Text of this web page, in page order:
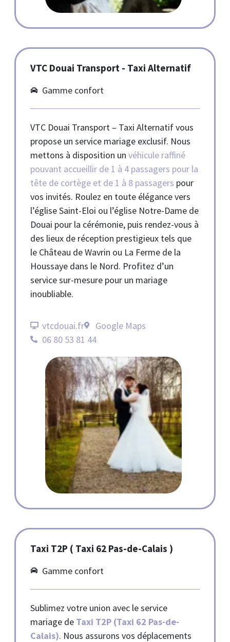
VTC Douai Transport - Taxi Alternatif
Gamme confort
VTC Douai Transport – Taxi Alternatif vous
propose un service mariage exclusif. Nous
mettons à disposition un véhicule raffiné
pouvant accueillir de 1 à 4 passagers pour la
tête de cortège et de 1 à 8 passagers pour
vos invités. Roulez en toute élégance vers
l’église Saint-Eloi ou l’église Notre-Dame de
Douai pour la cérémonie, puis rendez-vous à
des lieux de réception prestigieux tels que
le Château de Wavrin ou La Ferme de la
Houssaye dans le Nord. Profitez d’un
service sur-mesure pour un mariage
inoubliable.
vtcdouai.fr
Google Maps
06 80 53 81 44
Taxi T2P ( Taxi 62 Pas-de-Calais )
Gamme confort
Sublimez votre union avec le service
mariage de Taxi T2P (Taxi 62 Pas-de-
Calais). Nous assurons vos déplacements